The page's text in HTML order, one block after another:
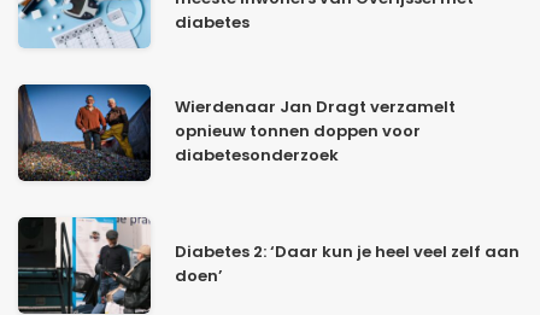
diabetes
Wierdenaar Jan Dragt verzamelt
opnieuw tonnen doppen voor
diabetesonderzoek
Diabetes 2: ‘Daar kun je heel veel zelf aan
doen’